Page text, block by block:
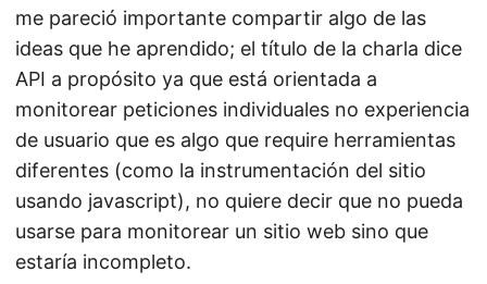
me pareció importante compartir algo de las
ideas que he aprendido; el título de la charla dice
API a propósito ya que está orientada a
monitorear peticiones individuales no experiencia
de usuario que es algo que require herramientas
diferentes (como la instrumentación del sitio
usando javascript), no quiere decir que no pueda
usarse para monitorear un sitio web sino que
estaría incompleto.